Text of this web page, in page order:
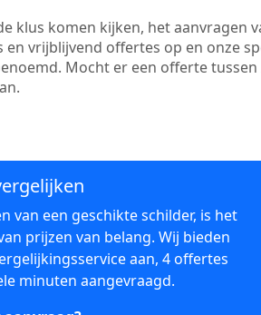
klus komen kijken, het aanvragen
vrijblijvend offertes op en onze
Mocht er een offerte
van een geschikte schilder, is het
prijzen van belang. Wij bieden
aan, 4 offertes
minuten aangevraagd.